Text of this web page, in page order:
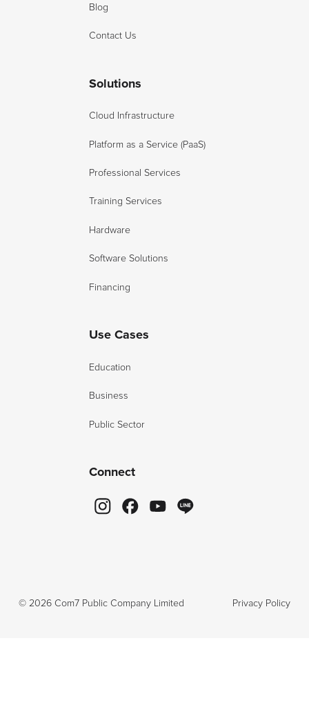
Blog
Contact Us
Solutions
Cloud Infrastructure
Platform as a Service (PaaS)
Professional Services
Training Services
Hardware
Software Solutions
Financing
Use Cases
Education
Business
Public Sector
Connect
© 2026Com7 Public Company Limited Privacy Policy